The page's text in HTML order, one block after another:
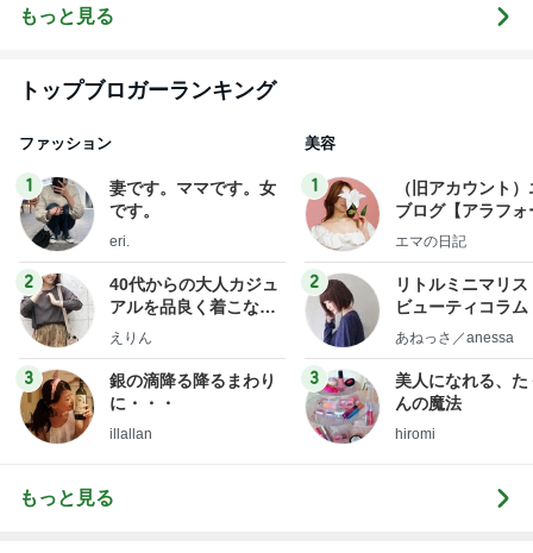
もっと見る
トップブロガーランキング
ファッション
1
妻です。ママです。女
です。
eri.
2
40代からの大人カジュ
アルを品良く着こなす
ファッションブログ
えりん
3
銀の滴降る降るまわり
に・・・
illallan
美容
1
（旧アカウント
ブログ【アラフォ
社売却セカンドラ
エマの日記
2
リトルミニマリス
ビューティコラ
little
あねっさ／anessa
3
美人になれる、た
んの魔法
hiromi
もっと見る